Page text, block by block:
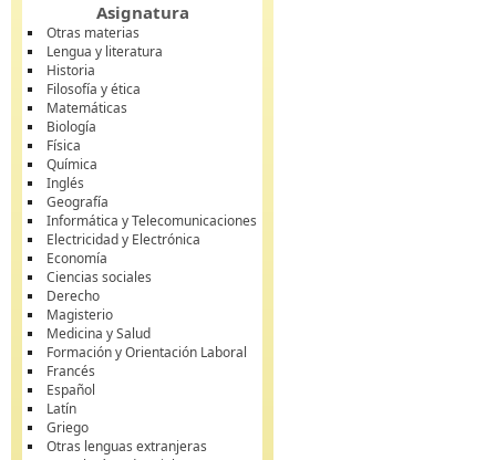
Asignatura
Otras materias
Lengua y literatura
Historia
Filosofía y ética
Matemáticas
Biología
Física
Química
Inglés
Geografía
Informática y Telecomunicaciones
Electricidad y Electrónica
Economía
Ciencias sociales
Derecho
Magisterio
Medicina y Salud
Formación y Orientación Laboral
Francés
Español
Latín
Griego
Otras lenguas extranjeras